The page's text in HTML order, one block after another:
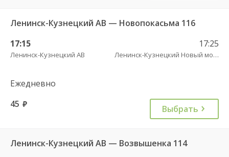
Ленинск-Кузнецкий АВ — Новопокасьма 116
17:15
Ленинск-Кузнецкий АВ
17:25
Ленинск-Кузнецкий Новый мост
Ежедневно
45 руб. Выбрать
Ленинск-Кузнецкий АВ — Возвышенка 114